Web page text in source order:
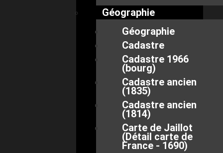
Géographie
Géographie
Cadastre
Cadastre 1966
(bourg)
Cadastre ancien
(1835)
Cadastre ancien
(1814)
Carte de Jaillot
(Détail carte de
France - 1690)